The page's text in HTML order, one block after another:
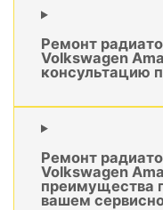
Ремонт
Volkswagen
консультацию
Ремонт
Volkswagen
преимущества
вашем